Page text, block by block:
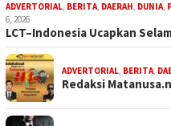
ADVERTORIAL, BERITA, DAERAH, DUNIA,
6, 2026
LCT–Indonesia Ucapkan
ADVERTORIAL, BERITA,
Redaksi